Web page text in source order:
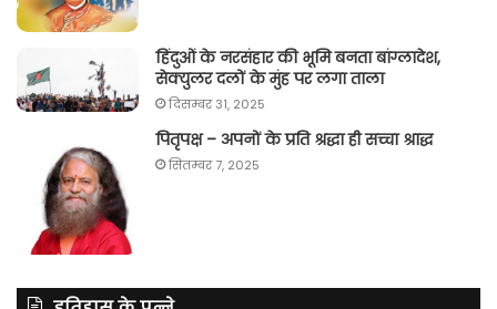
हिंदुओं के नरसंहार की भूमि बनता बांग्लादेश,
सेक्युलर दलों के मुंह पर लगा ताला
दिसम्बर 31, 2025
पितृपक्ष – अपनों के प्रति श्रद्धा ही सच्चा श्राद्ध
सितम्बर 7, 2025